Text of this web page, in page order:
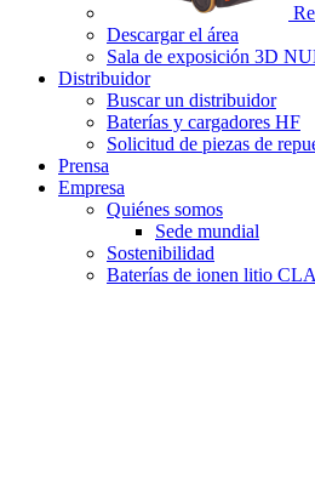
Descargar el área
Sala de exposición 3D
Distribuidor
Buscar un distribuidor
Baterías y cargadores HF
Solicitud de piezas de
Prensa
Empresa
Quiénes somos
Sede mundial
Sostenibilidad
Baterías de ionen litio